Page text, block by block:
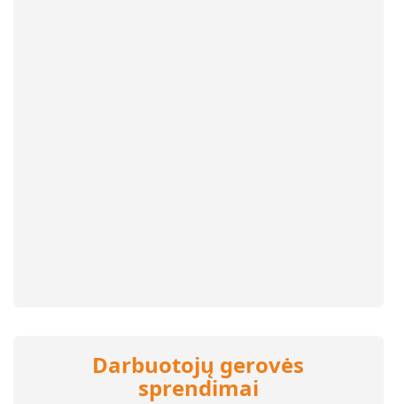
Darbuotojų gerovės
sprendimai